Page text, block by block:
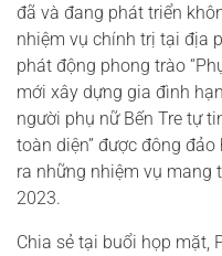
đã và đang phát triển
nhiệm vụ chính trị tại địa
phát động phong trào
mới xây dựng gia đình
người phụ nữ Bến Tre tự
toàn diện” được đông
ra những nhiệm vụ mang
2023.
Chia sẻ tại buổi họp mặt,